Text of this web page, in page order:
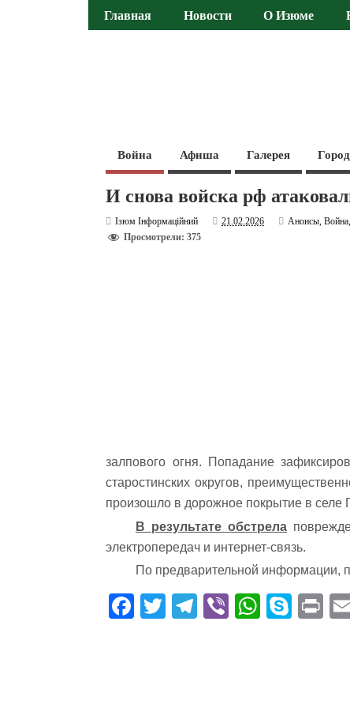
Главная Новости О Изюме
Война Афиша Галерея
И снова войска рф
Ізюм Інформаційний 21.02.2026 Анонсы,Война
Просмотрели: 375
залпового огня. Попадание
старостинских округов,
произошло в дорожное покрытие в селе
В результате обстрела
электропередач и интернет-связь.
По предварительной информации,
Fa T
Te Vi
W
S
Pr